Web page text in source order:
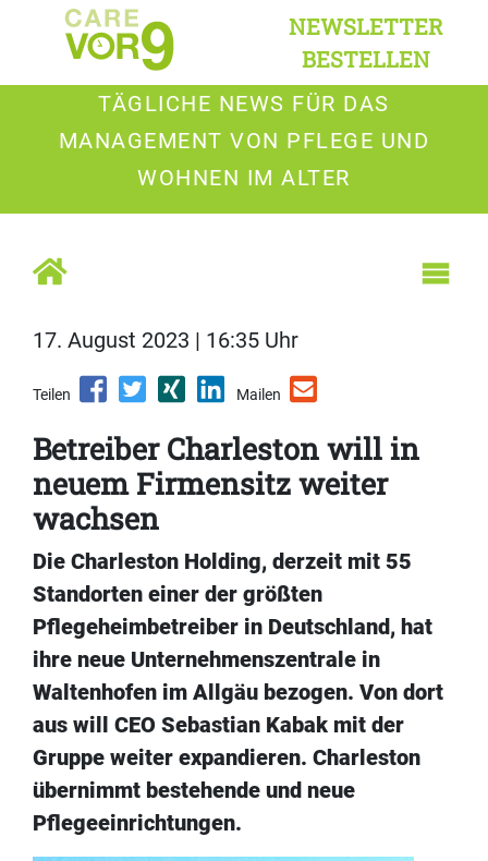
NEWSLETTER
BESTELLEN
TÄGLICHE NEWS FÜR DAS
MANAGEMENT VON PFLEGE UND
WOHNEN IM ALTER
17. August 2023 | 16:35 Uhr
Teilen Mailen
Betreiber Charleston will in
neuem Firmensitz weiter
wachsen
Die Charleston Holding, derzeit mit 55
Standorten einer der größten
Pflegeheimbetreiber in Deutschland, hat
ihre neue Unternehmenszentrale in
Waltenhofen im Allgäu bezogen. Von dort
aus will CEO Sebastian Kabak mit der
Gruppe weiter expandieren. Charleston
übernimmt bestehende und neue
Pflegeeinrichtungen.